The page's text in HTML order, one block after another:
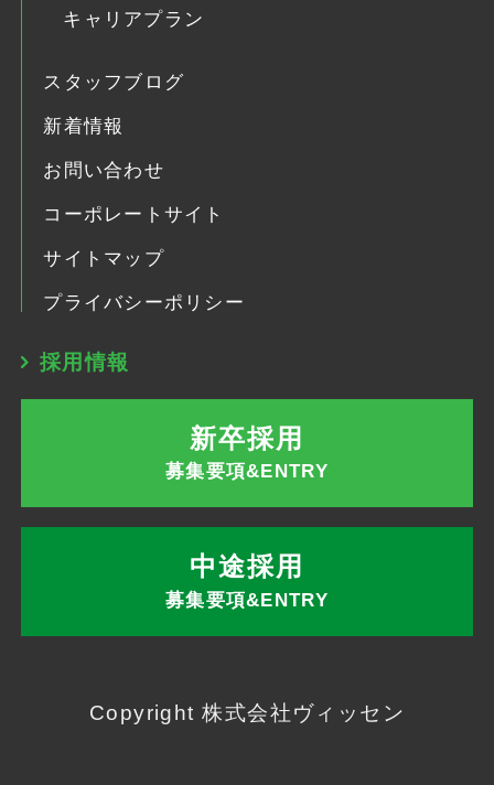
キャリアプラン
スタッフブログ
新着情報
お問い合わせ
コーポレートサイト
サイトマップ
プライバシーポリシー
採用情報
新卒採用
募集要項&ENTRY
中途採用
募集要項&ENTRY
Copyright 株式会社ヴィッセン